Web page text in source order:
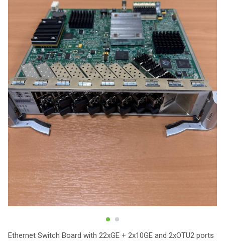
Ethernet Switch Board with 22xGE + 2x10GE and 2xOTU2 ports